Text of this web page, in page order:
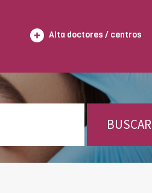
Alta doctores / centros
BUSCAR